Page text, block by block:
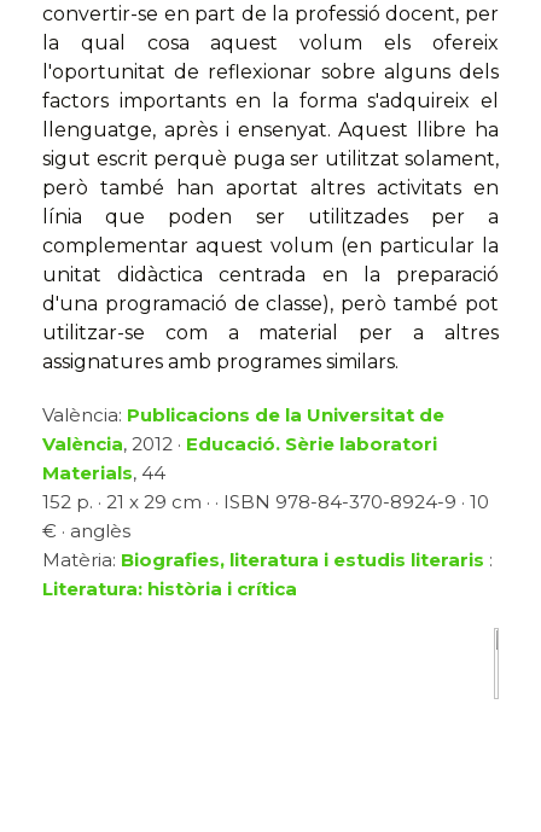
convertir-se en part de la professió docent, per
la qual cosa aquest volum els ofereix
l'oportunitat de reflexionar sobre alguns dels
factors importants en la forma s'adquireix el
llenguatge, après i ensenyat. Aquest llibre ha
sigut escrit perquè puga ser utilitzat solament,
però també han aportat altres activitats en
línia que poden ser utilitzades per a
complementar aquest volum (en particular la
unitat didàctica centrada en la preparació
d'una programació de classe), però també pot
utilitzar-se com a material per a altres
assignatures amb programes similars.
València: Publicacions de la Universitat de
València, 2012 · Educació. Sèrie laboratori
Materials, 44
152 p. · 21 x 29 cm · · ISBN 978-84-370-8924-9 · 10
€ · anglès
Matèria: Biografies, literatura i estudis literaris :
Literatura: història i crítica